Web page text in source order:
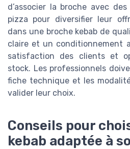
d’associer la broche avec
pizza pour diversifier leur
dans une broche kebab de
claire et un conditionnement
satisfaction des clients et
stock. Les professionnels
fiche technique et les
valider leur choix.
Conseils pour
kebab adaptée à